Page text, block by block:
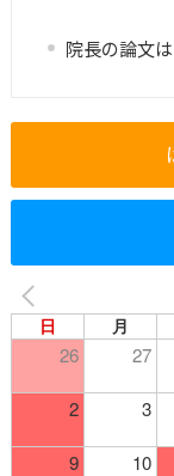
院長の論文は
日 月
26 27
2 3
9 10